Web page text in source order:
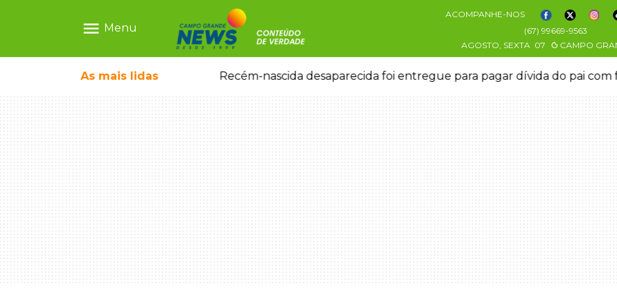
menu Menu
ACOMPANHE-NOS
(67) 99669-9563
AGOSTO, SEXTA 07 CAMPO
As mais lidas Recém-nascida desaparecida foi entregue para pagar dívida do pai com